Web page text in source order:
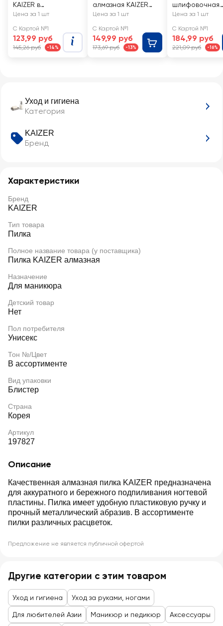
Уход и гигиена
Категория
KAIZER
Бренд
Характеристики
Бренд
KAIZER
Тип товара
Пилка
Полное название товара (у поставщика)
Пилка KAIZER алмазная
Назначение
Для маникюра
Детский товар
Нет
Пол потребителя
Унисекс
Тон №/Цвет
В ассортименте
Вид упаковки
Блистер
Страна
Корея
Артикул
197827
Описание
Качественная алмазная пилка KAIZER предназначена
для аккуратного и бережного подпиливания ногтевой
пластины. Пилка имеет удобную пластиковую ручку и
прочный металлический абразив. В ассортименте
пилки различных расцветок.
Предложение не является публичной офертой
KAIZER в
ассортименте, Арт.
Цена за 1 шт
С Картой №1
123,99 руб
145,26 руб -14%
алмазная KAIZER
№7, цвета в
175мм, Арт. 701062
Цена за 1 шт
С Картой №1
149,99 руб
173,69 руб -13%
шлифовочная
180/200,
320/600/3000
501012
Цена за 1 шт
С Картой №1
184,99 руб
221,09 руб -16%
Другие категории с этим товаром
Уход и гигиена Уход за руками, ногами
Для любителей Азии Маникюр и педикюр Аксессуары